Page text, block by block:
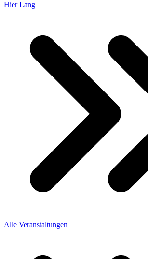
Hier Lang
Alle Veranstaltungen